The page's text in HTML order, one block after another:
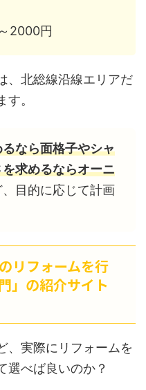
2000円
、北総線沿線エリアだ
。
なら面格子やシャ
求めるならオーニ
、目的に応じて計画
リフォームを行
」の紹介サイト
、実際にリフォームを
選べば良いのか？